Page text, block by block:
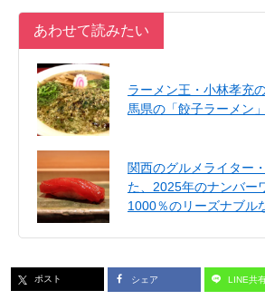
あわせて読みたい
ラーメン王・小林孝充
馬県の「餃子ラーメン」
関西のグルメライター
た、2025年のナンバー
1000％のリーズナブル
ポスト シェア LINE共